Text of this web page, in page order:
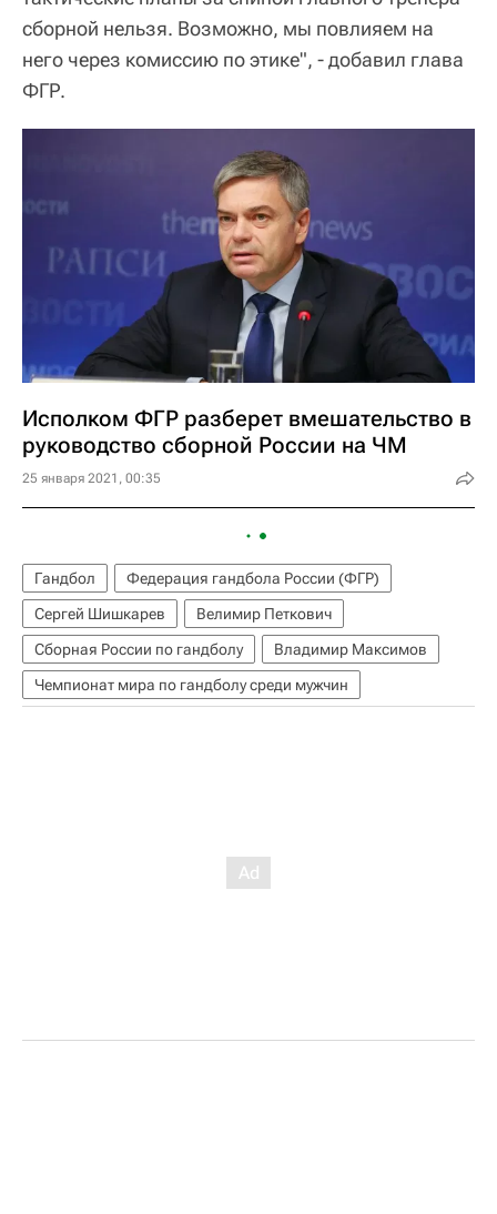
сборной нельзя. Возможно, мы повлияем на
него через комиссию по этике", - добавил глава
ФГР.
Исполком ФГР разберет вмешательство в
руководство сборной России на ЧМ
25 января 2021, 00:35
Гандбол
Федерация гандбола России (ФГР)
Сергей Шишкарев
Велимир Петкович
Сборная России по гандболу
Владимир Максимов
Чемпионат мира по гандболу среди мужчин